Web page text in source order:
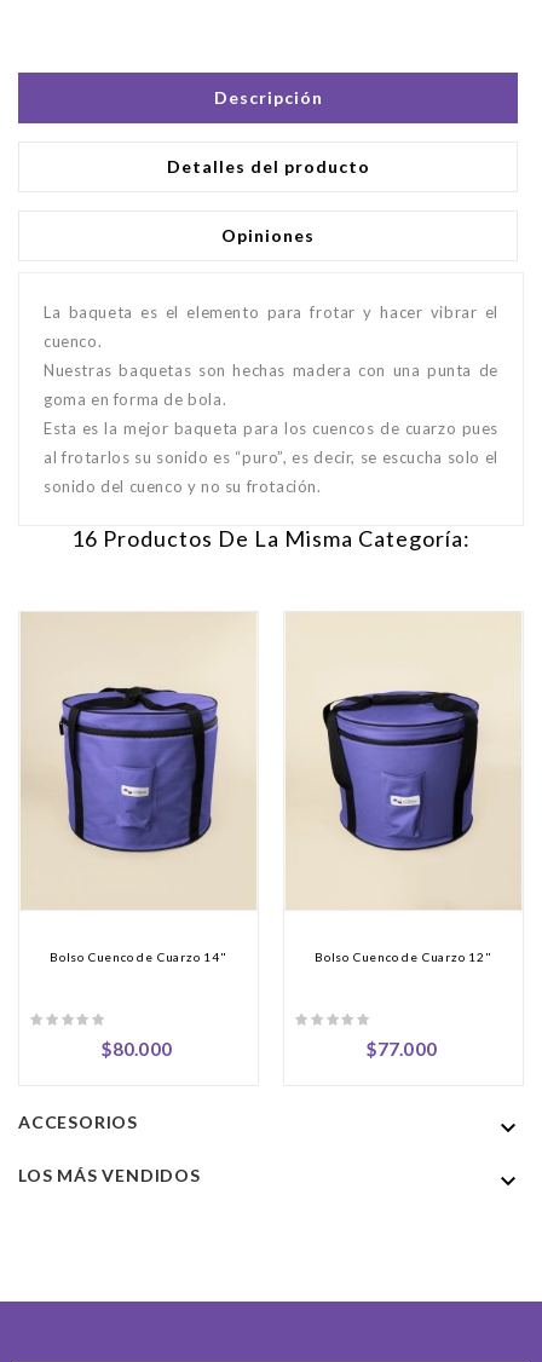
Descripción
Detalles del producto
Opiniones
La baqueta es el elemento para frotar y hacer vibrar el
cuenco.
Nuestras baquetas son hechas madera con una punta de
goma en forma de bola.
Esta es la mejor baqueta para los cuencos de cuarzo pues
al frotarlos su sonido es “puro”, es decir, se escucha solo el
sonido del cuenco y no su frotación.
16 Productos De La Misma Categoría:
Bolso Cuenco de Cuarzo 14"
Precio
$80.000
Bolso Cuenco de Cuarzo 12"
Precio
$77.000
ACCESORIOS 
LOS MÁS VENDIDOS 